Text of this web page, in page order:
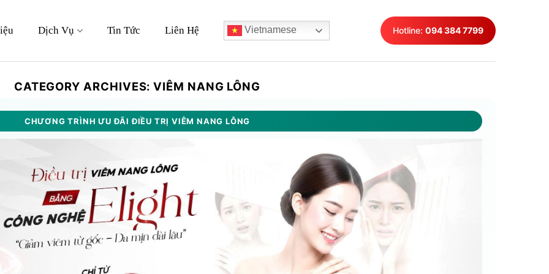
Dịch Vụ Tin Tức Liên Hệ Vietnamese Hotline: 094 384 7799
CATEGORY ARCHIVES:VIÊM NANG LÔNG
CHƯƠNG TRÌNH ƯU ĐÃI ĐIỀU TRỊ VIÊM NANG LÔNG